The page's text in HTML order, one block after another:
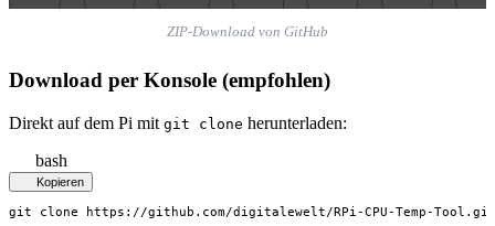
ZIP-Download von GitHub
Download per Konsole (empfohlen)
Direkt auf dem Pi mit git clone herunterladen:
bash
Kopieren
git clone https://github.com/digitalewelt/RPi-CPU-Temp-Tool.git